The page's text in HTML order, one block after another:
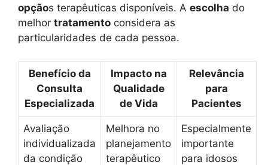
opçãos terapêuticas disponíveis. A escolha do
melhor tratamento considera as
particularidades de cada pessoa.
Benefício da
Consulta
Especializada
Impacto na
Qualidade
de Vida
Relevância
para
Pacientes
Avaliação
individualizada
da condição
Melhora no
planejamento
terapêutico
Especialmente
importante
para idosos